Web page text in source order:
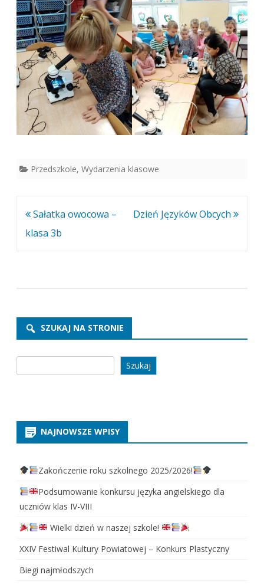
Przedszkole, Wydarzenia klasowe
Nawigacja
wpisu
Sałatka owocowa –
klasa 3b
Dzień Języków Obcych
SZUKAJ NA STRONIE
Szukaj
NAJNOWSZE WPISY
Zakończenie roku szkolnego 2025/2026!
Podsumowanie konkursu języka angielskiego dla
uczniów klas IV-VIII
Wielki dzień w naszej szkole!
XXIV Festiwal Kultury Powiatowej – Konkurs Plastyczny
Biegi najmłodszych